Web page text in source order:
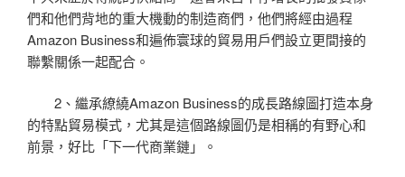
們和他們背地的重大機動的制造商們，他們將經由過程
Amazon Business和遍佈寰球的貿易用戶們設立更間接的
聯繫關係一起配合。
2、繼承繚繞Amazon Business的成長路線圖打造本身
的特點貿易模式，尤其是這個路線圖仍是相稱的有野心和
前景，好比「下一代商業鏈」。